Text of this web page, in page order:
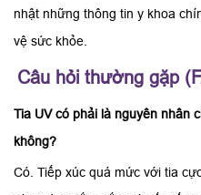
nhật những thông tin y khoa
vệ sức khỏe.
Câu hỏi thường gặp
Tia UV có phải là nguyên nhân
không?
Có. Tiếp xúc quá mức với tia